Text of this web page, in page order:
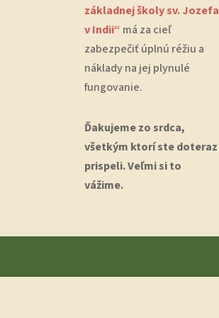
základnej školy sv. Jozefa
v Indii“ má za cieľ
zabezpečiť úplnú réžiu a
náklady na jej plynulé
fungovanie.
Ďakujeme zo srdca,
všetkým ktorí ste doteraz
prispeli. Veľmi si to
vážime.